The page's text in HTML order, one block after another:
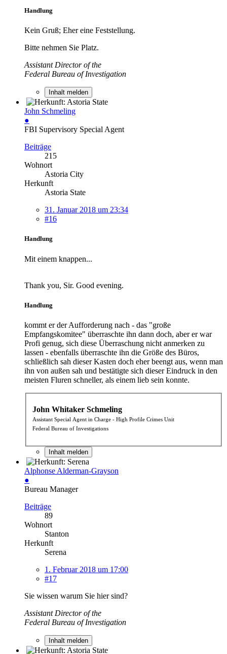
Handlung
Kein Gruß; Eher eine Feststellung.
Bitte nehmen Sie Platz.
Assistant Director of the
Federal Bureau of Investigation
Inhalt melden
John Schmeling
●
FBI Supervisory Special Agent
Beiträge
215
Wohnort
Astoria City
Herkunft
Astoria State
31. Januar 2018 um 23:34
#16
Handlung
Mit einem knappen...
Thank you, Sir. Good evening.
Handlung
kommt er der Aufforderung nach - das "große
Empfangskomitee" überraschte ihn dann doch, aber er war
Profi genug, sich diese Überraschung nicht anmerken zu
lassen - ebenfalls überraschte ihn die Größe des Büros,
schließlich sah dieser Kasten doch eher beengt aus, wenn man
ihn von außen sah und bestätigte sich dieser Eindruck in den
meisten Fluren schneller, als einem lieb sein konnte.
John Whitaker Schmeling
Assistant Special Agent in Charge - High Profile Crimes Unit
Federal Bureau of Investigations
Inhalt melden
Alphonse Alderman-Grayson
●
Bureau Manager
Beiträge
89
Wohnort
Stanton
Herkunft
Serena
1. Februar 2018 um 17:00
#17
Sie wissen warum Sie hier sind?
Assistant Director of the
Federal Bureau of Investigation
Inhalt melden